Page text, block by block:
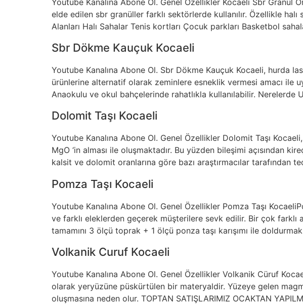
elde edilen sbr granüller farklı sektörlerde kullanılır. Özellikle
Alanları Halı Sahalar Tenis kortları Çocuk parkları Basketbol
Sbr Dökme Kauçuk Kocaeli
Youtube Kanalına Abone Ol. Sbr Dökme Kauçuk Kocaeli, hurda
ürünlerine alternatif olarak zeminlere esneklik vermesi amacı ile
Anaokulu ve okul bahçelerinde rahatlıkla kullanılabilir.
Dolomit Taşı Kocaeli
Youtube Kanalına Abone Ol. Genel Özellikler Dolomit Taşı
MgO ‘in alması ile oluşmaktadır. Bu yüzden bileşimi açısından
kalsit ve dolomit oranlarına göre bazı araştırmacılar tarafından
Pomza Taşı Kocaeli
Youtube Kanalına Abone Ol. Genel Özellikler Pomza Taşı
ve farklı eleklerden geçerek müşterilere sevk edilir. Bir çok farklı
tamamını 3 ölçü toprak + 1 ölçü ponza taşı karışımı ile
Volkanik Curuf Kocaeli
Youtube Kanalına Abone Ol. Genel Özellikler Volkanik Cüruf
olarak yeryüzüne püskürtülen bir materyaldir. Yüzeye gelen
oluşmasına neden olur. TOPTAN SATIŞLARIMIZ OCAKTAN